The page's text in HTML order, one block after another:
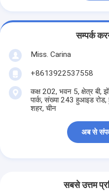
सम्पर्क
Miss. Carina
+8613922537558
कक्ष 202, भवन 5, क्षेत्र बी,
पार्क, संख्या 243 हुआइड
शहर, चीन
अब से
सबसे उत्तम